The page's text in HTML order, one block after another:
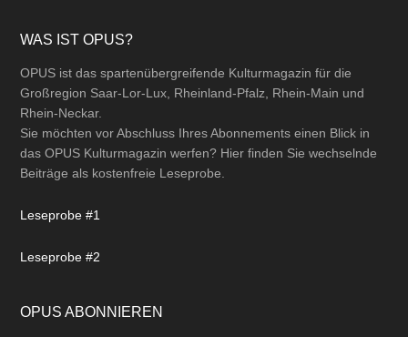
Footer
WAS IST OPUS?
OPUS ist das spartenübergreifende Kulturmagazin für die
Großregion Saar-Lor-Lux, Rheinland-Pfalz, Rhein-Main und
Rhein-Neckar.
Sie möchten vor Abschluss Ihres Abonnements einen Blick in
das OPUS Kulturmagazin werfen? Hier finden Sie wechselnde
Beiträge als kostenfreie Leseprobe.
Leseprobe #1
Leseprobe #2
OPUS ABONNIEREN